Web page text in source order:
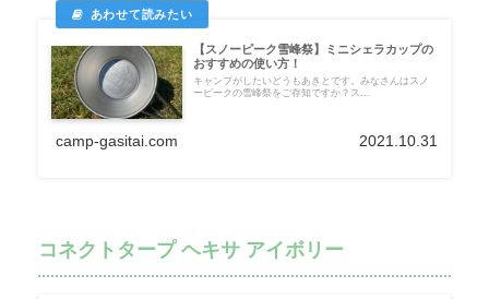
【スノーピーク雪峰祭】ミニシェラカップの
おすすめの使い方！
キャンプがしたいどうもあきとです。みなさんはスノ
ーピークの雪峰祭をご存知ですか？ス...
camp-gasitai.com 2021.10.31
コネクトタープ ヘキサ アイボリー